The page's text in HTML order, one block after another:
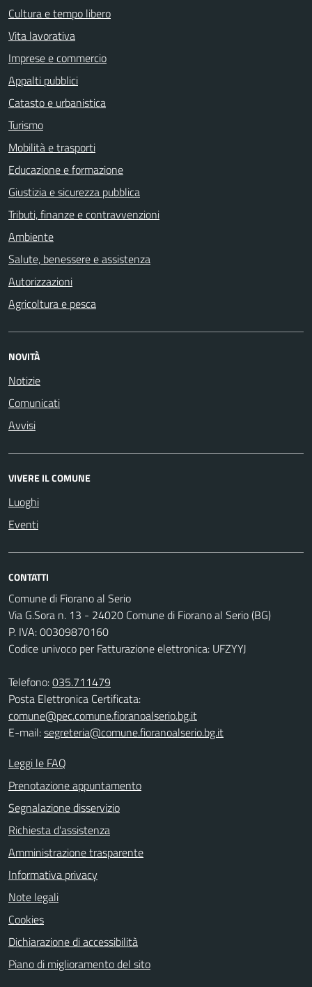
Cultura e tempo libero
Vita lavorativa
Imprese e commercio
Appalti pubblici
Catasto e urbanistica
Turismo
Mobilità e trasporti
Educazione e formazione
Giustizia e sicurezza pubblica
Tributi, finanze e contravvenzioni
Ambiente
Salute, benessere e assistenza
Autorizzazioni
Agricoltura e pesca
NOVITÀ
Notizie
Comunicati
Avvisi
VIVERE IL COMUNE
Luoghi
Eventi
CONTATTI
Comune di Fiorano al Serio
Via G.Sora n. 13 - 24020 Comune di Fiorano al Serio (BG)
P. IVA: 00309870160
Codice univoco per Fatturazione elettronica: UFZYYJ
Telefono:035.711479
Posta Elettronica Certificata:
comune@pec.comune.fioranoalserio.bg.it
E-mail:segreteria@comune.fioranoalserio.bg.it
Leggi le FAQ
Prenotazione appuntamento
Segnalazione disservizio
Richiesta d'assistenza
Amministrazione trasparente
Informativa privacy
Note legali
Cookies
Dichiarazione di accessibilità
Piano di miglioramento del sito